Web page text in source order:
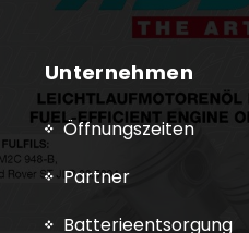
Unternehmen
Öffnungszeiten
Partner
Batterieentsorgung